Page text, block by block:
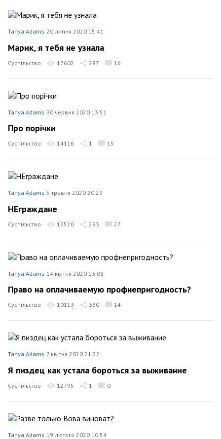
Tanya Adams 20 липня 2020 15:41
Марик, я тебя не узнала
Суспільство 17602 287 16
Tanya Adams 30 червня 2020 13:51
Про порічки
Суспільство 14116 1 15
Tanya Adams 5 травня 2020 20:29
НЕграждане
Суспільство 13520 293 27
Tanya Adams 14 квітня 2020 13:08
Право на оплачиваемую профнепригодность?
Суспільство 10113 330 14
Tanya Adams 7 квітня 2020 21:22
Я пиздец как устала бороться за выживание
Суспільство 12795 1 0
Tanya Adams 19 лютого 2020 10:54